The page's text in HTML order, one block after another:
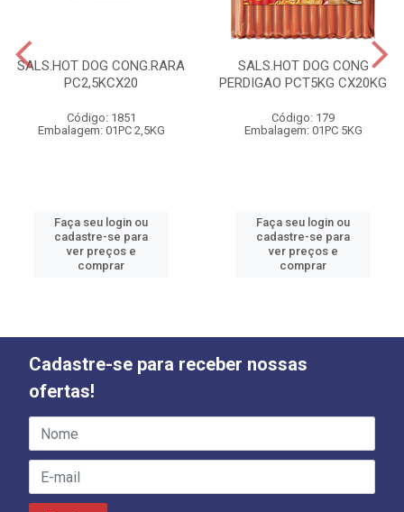
SALS.HOT DOG CONG.RARA
PC2,5KCX20
Código: 1851
Embalagem: 01PC 2,5KG
Faça seu login ou
cadastre-se para
ver preços e
comprar
SALS.HOT DOG CONG
PERDIGAO PCT5KG CX20KG
Código: 179
Embalagem: 01PC 5KG
Faça seu login ou
cadastre-se para
ver preços e
comprar
Cadastre-se para receber nossas
ofertas!